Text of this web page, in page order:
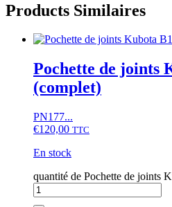
Products Similaires
Pochette de joints
(complet)
PN177...
€120,00 TTC
En stock
quantité de Pochette de joints